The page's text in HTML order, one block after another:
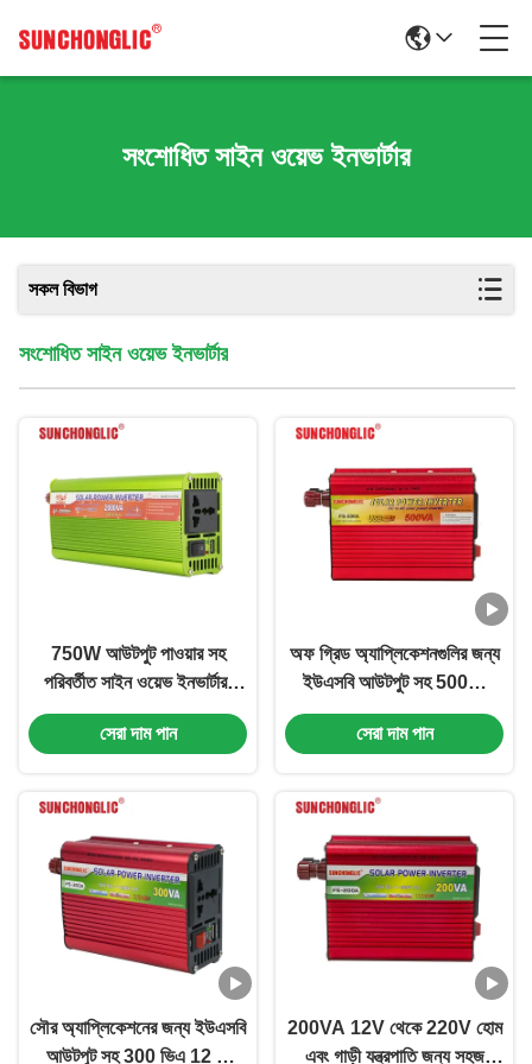
সংশোধিত সাইন ওয়েভ ইনভার্টার
সকল বিভাগ
সংশোধিত সাইন ওয়েভ ইনভার্টার
750W আউটপুট পাওয়ার সহ
পরিবর্তীত সাইন ওয়েভ ইনভার্টার,
AC230V আউটপুট এবং স্থান
সাশ্রয়ী ডিজাইন
সেরা দাম পান
অফ গ্রিড অ্যাপ্লিকেশনগুলির জন্য
ইউএসবি আউটপুট সহ 500W
12V ডিসি পরিবর্তিত সাইন ওয়েভ
পাওয়ার ইনভার্টার
সেরা দাম পান
সৌর অ্যাপ্লিকেশনের জন্য ইউএসবি
আউটপুট সহ 300 ভিএ 12 ভি
200VA 12V থেকে 220V হোম
এবং গাড়ী যন্ত্রপাতি জন্য সহজ